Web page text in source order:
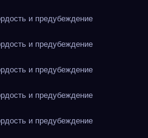
и предубеждение
и предубеждение
и предубеждение
и предубеждение
и предубеждение